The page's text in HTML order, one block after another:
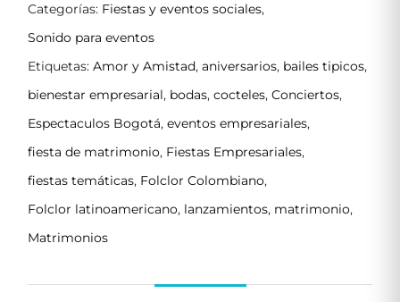
Categorías: Fiestas y eventos sociales,
Sonido para eventos
Etiquetas: Amor y Amistad, aniversarios, bailes tipicos,
bienestar empresarial, bodas, cocteles, Conciertos,
Espectaculos Bogotá, eventos empresariales,
fiesta de matrimonio, Fiestas Empresariales,
fiestas temáticas, Folclor Colombiano,
Folclor latinoamericano, lanzamientos, matrimonio,
Matrimonios